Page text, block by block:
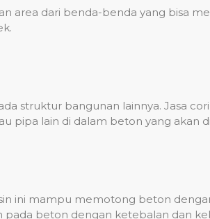
area dari benda-benda yang bisa
struktur bangunan lainnya. Jasa
pipa lain di dalam beton yang akan
ini mampu memotong beton
pada beton dengan ketebalan dan